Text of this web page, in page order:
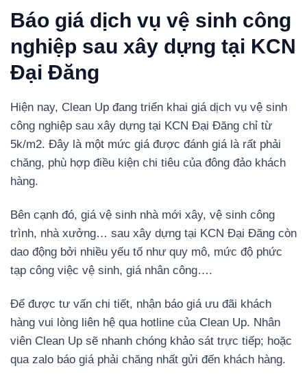
Báo giá dịch vụ vệ sinh công
nghiệp sau xây dựng tại KCN
Đại Đăng
Hiện nay, Clean Up đang triển khai giá dịch vụ vệ sinh
công nghiệp sau xây dựng tại KCN Đại Đăng chỉ từ
5k/m2. Đây là một mức giá được đánh giá là rất phải
chăng, phù hợp điều kiện chi tiêu của đông đảo khách
hàng.
Bên cạnh đó, giá vệ sinh nhà mới xây, vệ sinh công
trình, nhà xưởng… sau xây dựng tại KCN Đại Đăng còn
dao động bởi nhiều yếu tố như quy mô, mức độ phức
tạp công việc vệ sinh, giá nhân công….
Để được tư vấn chi tiết, nhận báo giá ưu đãi khách
hàng vui lòng liên hệ qua hotline của Clean Up. Nhân
viên Clean Up sẽ nhanh chóng khảo sát trực tiếp; hoặc
qua zalo báo giá phải chăng nhất gửi đến khách hàng.